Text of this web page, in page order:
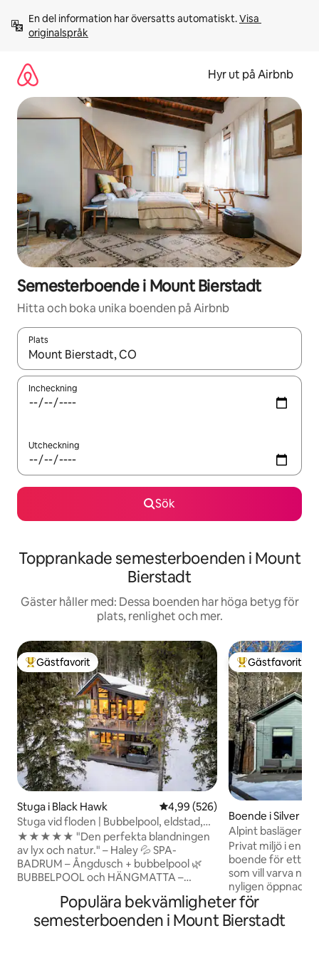
innehåll
En del information har översatts automatiskt. Visa
originalspråk
Hyr ut på Airbnb
Semesterboende i Mount Bierstadt
Hitta och boka unika boenden på Airbnb
Plats
När resultaten är tillgängliga kan du navigera med upp- och
Incheckning
Utcheckning
Sök
Topprankade semesterboenden i Mount
Bierstadt
Gäster håller med: Dessa boenden har höga betyg för
plats, renlighet och mer.
Populär gästfavorit
Gästfavorit
Stuga i Black Hawk 4,99 av 5 i genomsnittligt
4,99 (526)
Stuga vid floden | Bubbelpool, eldstad,
ångdusch
★★★★★ "Den perfekta blandningen
av lyx och natur." – Haley 💦 SPA-
BADRUM – Ångdusch + bubbelpool 🌿
BUBBELPOOL och HÄNGMATTA –
träden 🔥 MYSIGA KVÄLLAR – Eldstad,
grill, öppen spis och golvvärme ❄️ SVAL
KOMFORT – Luftkonditionering för
Populär
Gästfavorit
Boende i Silver
Alpint basläger |
staden
Privat miljö i en
boende för ett
som vill varva ner. Granne med den
nyligen öppnade
Promenera till
Plume Coffee,
vandringsleder. *Butikerna är vanligtvis
Populära bekvämligheter för
semesterboenden i Mount Bierstadt